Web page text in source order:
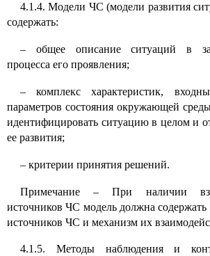
4.1.4. Модели ЧС (модели развития
содержать:
–
общее описание ситуаций в
процесса его проявления;
–комплекс характеристик,
параметров состояния окружающей
идентифицировать ситуацию в целом и
ее развития;
– критерии принятия решений.
Примечание–
При наличии
источников ЧС модель должна содержать
источников ЧС и механизм их
4.1.5. Методы наблюдения и